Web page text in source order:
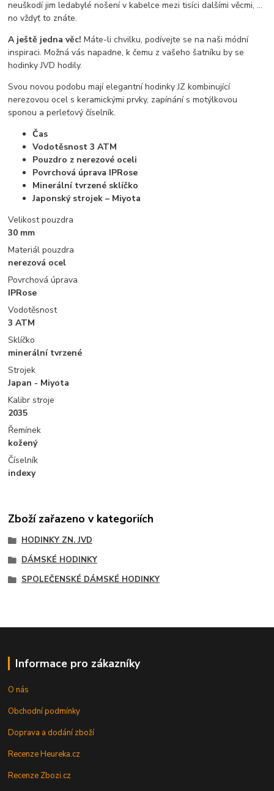
neuškodí jim ledabylé nošení v kabelce mezi tisíci dalšími věcmi, …
no vždyť to znáte.
A ještě jedna věc! Máte-li chvilku, podívejte se na naši módní
inspiraci. Možná vás napadne, k čemu z vašeho šatníku by se
hodinky JVD hodily.
Svou novou podobu mají elegantní hodinky JZ kombinující
nerezovou ocel s keramickými prvky, zapínání s motýlkovou
sponou a perleťový číselník.
Čas
Vodotěsnost 3 ATM
Pouzdro z nerezové oceli
Povrchová úprava IPRose
Minerální tvrzené sklíčko
Japonský strojek – Miyota
Velikost pouzdra
30 mm
Materiál pouzdra
nerezová ocel
Povrchová úprava
IPRose
Vodotěsnost
3 ATM
Sklíčko
minerální tvrzené
Strojek
Japan - Miyota
Kalibr stroje
2035
Řemínek
kožený
Číselník
indexy
Zboží zařazeno v kategoriích
HODINKY ZN. JVD
DÁMSKÉ HODINKY
SPOLEČENSKÉ DÁMSKÉ HODINKY
Informace pro zákazníky
O nás
Obchodní podmínky
Doprava a dodání zboží
Recenze Heureka.cz
Recenze Zbozi.cz